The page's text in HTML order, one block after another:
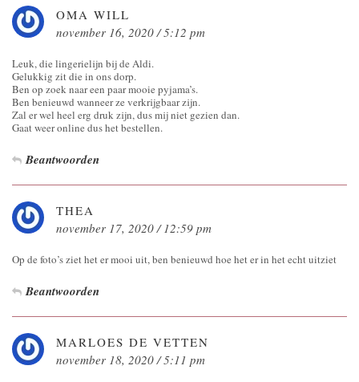
OMA WILL
november 16, 2020 / 5:12 pm
Leuk, die lingerielijn bij de Aldi.
Gelukkig zit die in ons dorp.
Ben op zoek naar een paar mooie pyjama’s.
Ben benieuwd wanneer ze verkrijgbaar zijn.
Zal er wel heel erg druk zijn, dus mij niet gezien dan.
Gaat weer online dus het bestellen.
Beantwoorden
THEA
november 17, 2020 / 12:59 pm
Op de foto’s ziet het er mooi uit, ben benieuwd hoe het er in het echt uitziet
Beantwoorden
MARLOES DE VETTEN
november 18, 2020 / 5:11 pm